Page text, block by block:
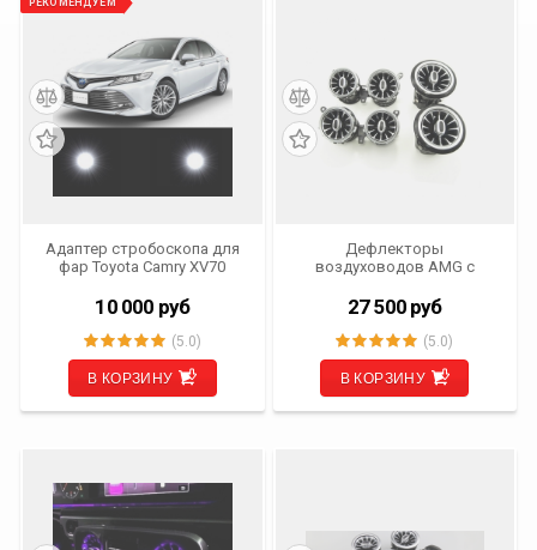
Адаптер стробоскопа для
фар Toyota Camry XV70
10 000 руб
(5.0)
В КОРЗИНУ
Дефлекторы
воздуховодов AMG c
цвета IV-AIR-MBE-F для
Mercedes-Benz E Class W213
(2016- 2020)
27 500 руб
(5.0)
В КОРЗИНУ